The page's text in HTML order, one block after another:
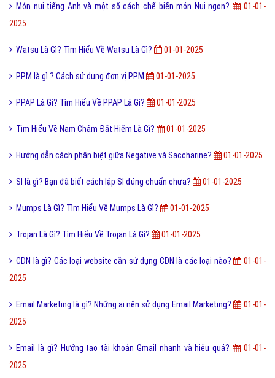
Món nui tiếng Anh và một số cách chế biến món Nui ngon?
01-01-
2025
Watsu Là Gì? Tìm Hiểu Về Watsu Là Gì? 01-01-2025
PPM là gì ? Cách sử dụng đơn vị PPM 01-01-2025
PPAP Là Gì? Tìm Hiểu Về PPAP Là Gì? 01-01-2025
Tìm Hiểu Về Nam Châm Đất Hiếm Là Gì? 01-01-2025
Hướng dẫn cách phân biệt giữa Negative và Saccharine? 01-01-2025
SI là gì? Bạn đã biết cách lập SI đúng chuẩn chưa? 01-01-2025
Mumps Là Gì? Tìm Hiểu Về Mumps Là Gì? 01-01-2025
Trojan Là Gì? Tìm Hiểu Về Trojan Là Gì? 01-01-2025
CDN là gì? Các loại website cần sử dụng CDN là các loại nào?
01-01-
2025
Email Marketing là gì? Những ai nên sử dụng Email Marketing?
01-01-
2025
Email là gì? Hướng tạo tài khoản Gmail nhanh và hiệu quả?
01-01-
2025